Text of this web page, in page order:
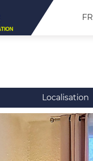
FR
Localisation